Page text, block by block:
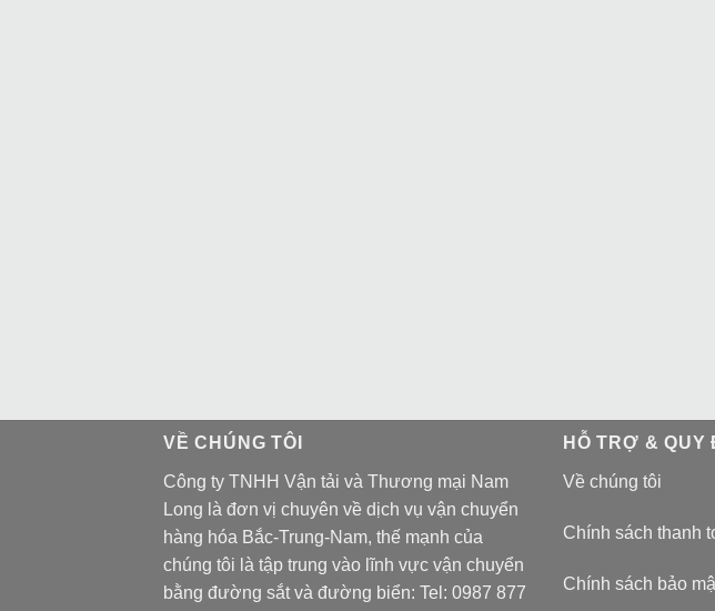
VỀ CHÚNG TÔI
Công ty TNHH Vận tải và Thương mại Nam
Long là đơn vị chuyên về dịch vụ vận chuyển
hàng hóa Bắc-Trung-Nam, thế mạnh của
chúng tôi là tập trung vào lĩnh vực vận chuyển
bằng đường sắt và đường biển: Tel: 0987 877
HỖ TRỢ & QUY
Về chúng tôi
Chính sách thanh
Chính sách bảo